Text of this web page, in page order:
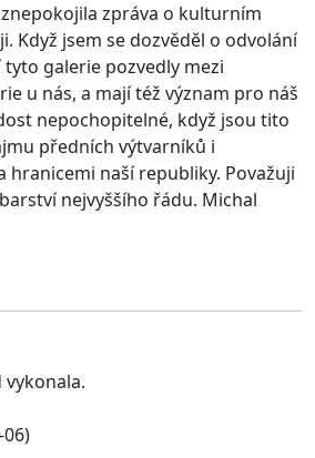
zpráva o kulturním
Když jsem se dozvěděl o odvolání
galerie pozvedly mezi
u nás, a mají též význam pro náš
nepochopitelné, když jsou tito
předních výtvarníků i
hranicemi naší republiky. Považuji
nejvyššího řádu. Michal